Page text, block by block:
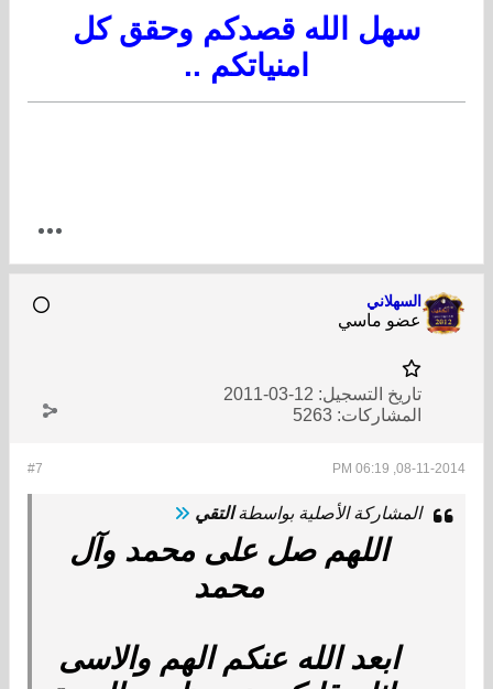
سهل الله قصدكم وحقق كل
امنياتكم ..
السهلاني
عضو ماسي
تاريخ التسجيل: 12-03-2011
المشاركات: 5263
#7 08-11-2014, 06:19 PM
المشاركة الأصلية بواسطةالتقي
اللهم صل على محمد وآل
محمد
ابعد الله عنكم الهم والاسى